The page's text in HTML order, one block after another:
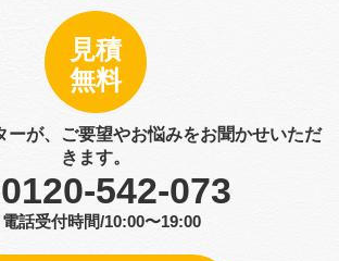
見積
無料
ーが、ご要望やお悩みをお聞かせいただ
きます。
542-073
電話受付時間/10:00〜19:00